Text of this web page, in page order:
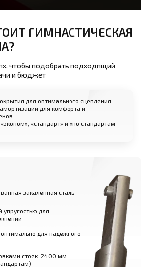
ГИМНАСТИЧЕСКАЯ
чтобы подобрать подходящий
и бюджет
для оптимального сцепления
для комфорта и
«стандарт» и «по стандартам
закаленная сталь
упругостью для
для надежного
стоек: 2400 мм